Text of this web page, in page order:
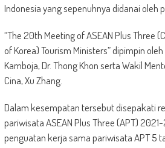
Indonesia yang sepenuhnya didanai oleh
“The 20th Meeting of ASEAN Plus Three
of Korea) Tourism Ministers” dipimpin
Kamboja, Dr. Thong Khon serta Wakil
Cina, Xu Zhang.
Dalam kesempatan tersebut disepakati
pariwisata ASEAN Plus Three (APT)
penguatan kerja sama pariwisata APT 5